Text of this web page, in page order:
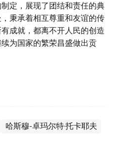
定，展现了团结和责任的典
秉承着相互尊重和友谊的传
成就，都离不开人民的创造
为国家的繁荣昌盛做出贡
哈斯穆-卓玛尔特·托卡耶夫